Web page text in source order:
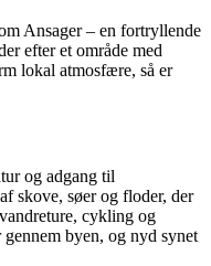
Ansager – en fortryllende
efter et område med
lokal atmosfære, så er
og adgang til
skove, søer og floder, der
cykling og
byen, og nyd synet